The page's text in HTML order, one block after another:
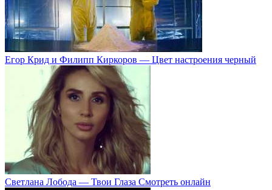
Егор Крид и Филипп Киркоров — Цвет настроения черный
Светлана Лобода — Твои Глаза Смотреть онлайн